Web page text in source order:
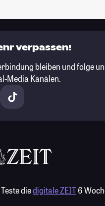
verpassen!
bleiben und folge
Media Kanälen.
Teste diedigitale ZEIT6